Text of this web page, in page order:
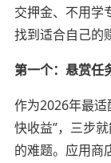
交押金、不用学
找到适合自己的
第一个：悬赏
作为2026年最适
快收益”，三步
的难题。应用商